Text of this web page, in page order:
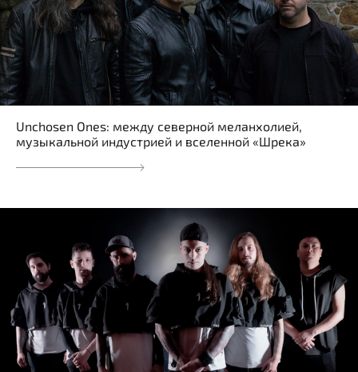
Unchosen Ones: между северной меланхолией,
музыкальной индустрией и вселенной «Шрека»